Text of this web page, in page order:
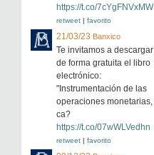
https://t.co/7cYgFNVxMW
retweet | favorito
21/03/23 Banxico
Te invitamos a descargar
de forma gratuita el libro
electrónico:
"Instrumentación de las
operaciones monetarias,
ca?
https://t.co/07wWLVedhn
retweet | favorito